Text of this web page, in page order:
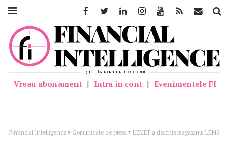
Vreau abonament | Intra in cont | Evenimentele FI
Financial Intelligence > Comunicate de presa > LEMET a deschis magazinul LEMS
FacebookTwitter LinkedinInstagramYoutube Feed Mail